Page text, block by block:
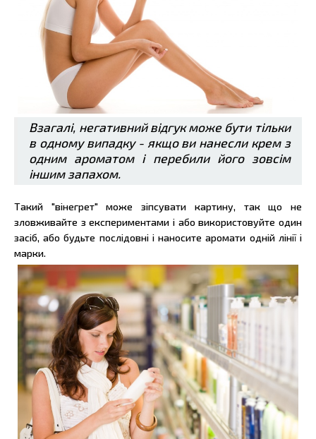
Взагалі, негативний відгук може бути тільки
в одному випадку - якщо ви нанесли крем з
одним ароматом і перебили його зовсім
іншим запахом.
Такий "вінегрет" може зіпсувати картину, так що не
зловживайте з експериментами і або використовуйте один
засіб, або будьте послідовні і наносите аромати одній лінії і
марки.